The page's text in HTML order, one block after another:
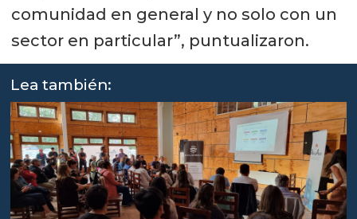
comunidad en general y no solo con un
sector en particular”, puntualizaron.
Lea también: